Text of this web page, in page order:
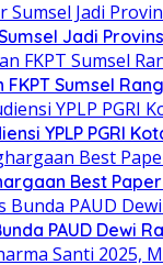
Jadi
FKPT Sumsel
YPLP PGRI
Best
PAUD Dewi